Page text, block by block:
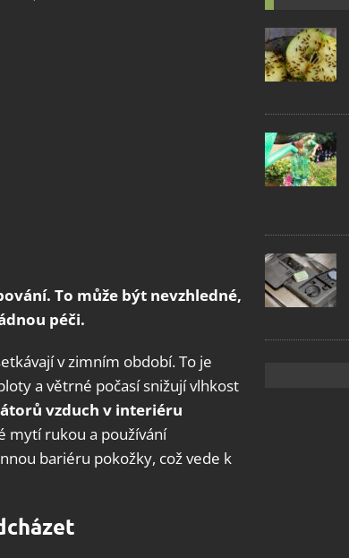
To může být nevzhledné,
péči.
v zimním období. To je
a větrné počasí snižují vlhkost
vzduch v interiéru
mytí rukou a používání
bariéru pokožky, což vede k